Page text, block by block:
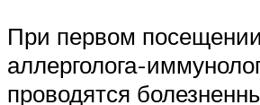
При первом посещении
аллерголога-
проводятся